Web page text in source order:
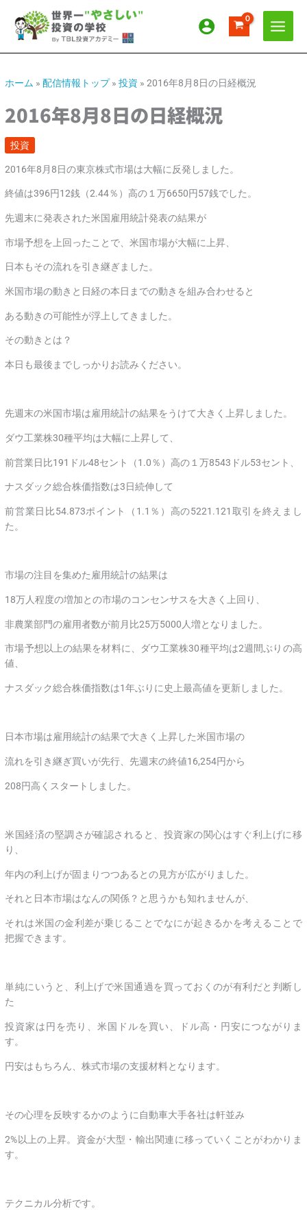
ス
ッホーム »配信情報トップ»投資 »2016年8月8日の日経概況
2016年8月8日の日経概況
投資
2016年8月8日の東京株式市場は大幅に反発しました。
終値は396円12銭（2.44％）高の１万6650円57銭でした。
先週末に発表された米国雇用統計発表の結果が
市場予想を上回ったことで、米国市場が大幅に上昇、
日本もその流れを引き継ぎました。
米国市場の動きと日経の本日までの動きを組み合わせると
ある動きの可能性が浮上してきました。
その動きとは？
本日も最後までしっかりお読みください。
先週末の米国市場は雇用統計の結果をうけて大きく上昇しました。
ダウ工業株30種平均は大幅に上昇して、
前営業日比191ドル48セント（1.0％）高の１万8543ドル53セント、
ナスダック総合株価指数は3日続伸して
前営業日比54.873ポイント（1.1％）高の5221.121取引を終えまし
た。
市場の注目を集めた雇用統計の結果は
18万人程度の増加との市場のコンセンサスを大きく上回り、
非農業部門の雇用者数が前月比25万5000人増となりました。
市場予想以上の結果を材料に、ダウ工業株30種平均は2週間ぶりの高
値、
ナスダック総合株価指数は1年ぶりに史上最高値を更新しました。
日本市場は雇用統計の結果で大きく上昇した米国市場の
流れを引き継ぎ買いが先行、先週末の終値16,254円から
208円高くスタートしました。
米国経済の堅調さが確認されると、投資家の関心はすぐ利上げに移
り、
年内の利上げが固まりつつあるとの見方が広がりました。
それと日本市場はなんの関係？と思うかも知れませんが、
それは米国の金利差が乗じることでなにが起きるかを考えることで
把握できます。
単純にいうと、利上げで米国通過を買っておくのが有利だと判断し
た
投資家は円を売り、米国ドルを買い、ドル高・円安につながりま
す。
円安はもちろん、株式市場の支援材料となります。
その心理を反映するかのように自動車大手各社は軒並み
2%以上の上昇。資金が大型・輸出関連に移っていくことがわかりま
す。
テクニカル分析です。
ー
ブ
テ
ー